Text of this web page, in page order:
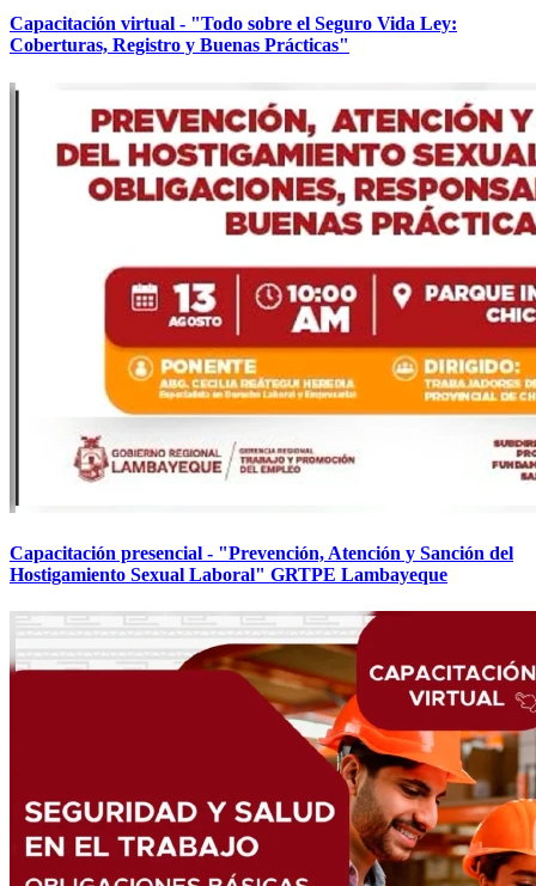
Capacitación virtual - "Todo sobre el Seguro Vida Ley:
Coberturas, Registro y Buenas Prácticas"
Capacitación presencial - "Prevención, Atención y Sanción del
Hostigamiento Sexual Laboral" GRTPE Lambayeque